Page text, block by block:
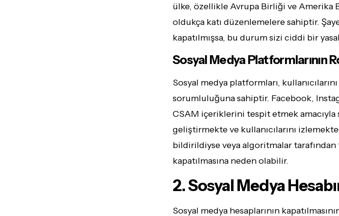
ülke, özellikle Avrupa Birliği ve Amerika
oldukça katı düzenlemelere sahiptir.
kapatılmışsa, bu durum sizi ciddi bir
Sosyal Medya Platformlarının
Sosyal medya platformları,
sorumluluğuna sahiptir. Facebook,
CSAM içeriklerini tespit etmek
geliştirmekte ve kullanıcılarını
bildirildiyse veya algoritmalar tarafından
kapatılmasına neden olabilir.
2. Sosyal Medya
Sosyal medya hesaplarının